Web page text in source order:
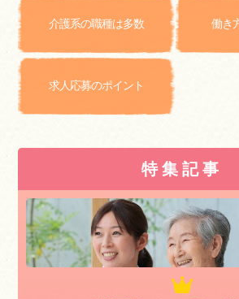
介護系の職種は多数 働き
求人応募のポイント
特集記事